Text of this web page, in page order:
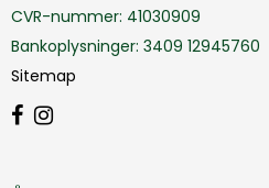
CVR-nummer: 41030909
Bankoplysninger: 3409 12945760
Sitemap